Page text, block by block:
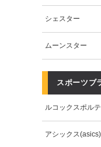
シェスター
ムーンスター
スポーツブ
ルコックスポル
アシックス(asics)